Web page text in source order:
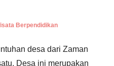
Berpendidikan
desa dari Zaman
Desa ini merupakan